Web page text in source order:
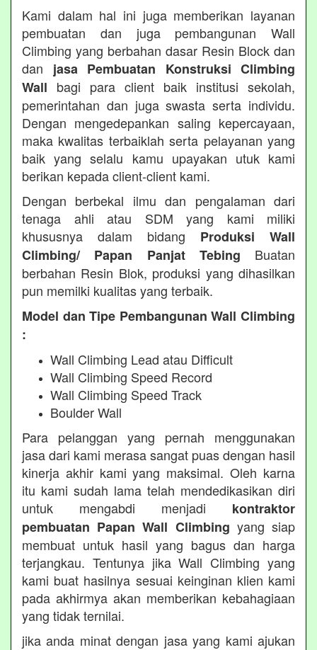
Kami dalam hal ini juga memberikan layanan
pembuatan dan juga pembangunan Wall
Climbing yang berbahan dasar Resin Block dan
dan jasa Pembuatan Konstruksi Climbing
Wall bagi para client baik institusi sekolah,
pemerintahan dan juga swasta serta individu.
Dengan mengedepankan saling kepercayaan,
maka kwalitas terbaiklah serta pelayanan yang
baik yang selalu kamu upayakan utuk kami
berikan kepada client-client kami.
Dengan berbekal ilmu dan pengalaman dari
tenaga ahli atau SDM yang kami miliki
khususnya dalam bidang Produksi Wall
Climbing/ Papan Panjat Tebing Buatan
berbahan Resin Blok, produksi yang dihasilkan
pun memilki kualitas yang terbaik.
Model dan Tipe Pembangunan Wall Climbing
:
Wall Climbing Lead atau Difficult
Wall Climbing Speed Record
Wall Climbing Speed Track
Boulder Wall
Para pelanggan yang pernah menggunakan
jasa dari kami merasa sangat puas dengan hasil
kinerja akhir kami yang maksimal. Oleh karna
itu kami sudah lama telah mendedikasikan diri
untuk mengabdi menjadi kontraktor
pembuatan Papan Wall Climbing yang siap
membuat untuk hasil yang bagus dan harga
terjangkau. Tentunya jika Wall Climbing yang
kami buat hasilnya sesuai keinginan klien kami
pada akhirmya akan memberikan kebahagiaan
yang tidak ternilai.
jika anda minat dengan jasa yang kami ajukan